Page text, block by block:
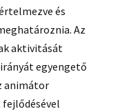
és
Az
aktivitását
egyengető
animátor